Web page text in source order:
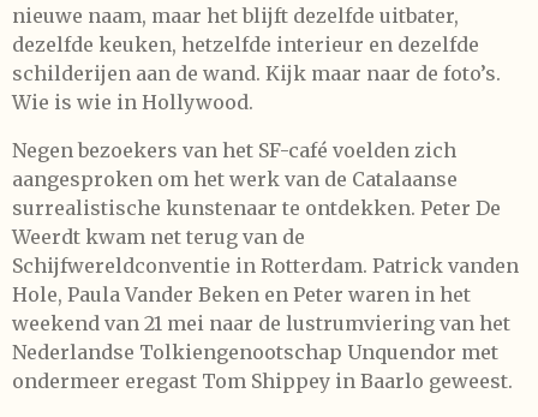
nieuwe naam, maar het blijft dezelfde uitbater,
dezelfde keuken, hetzelfde interieur en dezelfde
schilderijen aan de wand. Kijk maar naar de foto’s.
Wie is wie in Hollywood.
Negen bezoekers van het SF-café voelden zich
aangesproken om het werk van de Catalaanse
surrealistische kunstenaar te ontdekken. Peter De
Weerdt kwam net terug van de
Schijfwereldconventie in Rotterdam. Patrick vanden
Hole, Paula Vander Beken en Peter waren in het
weekend van 21 mei naar de lustrumviering van het
Nederlandse Tolkiengenootschap Unquendor met
ondermeer eregast Tom Shippey in Baarlo geweest.